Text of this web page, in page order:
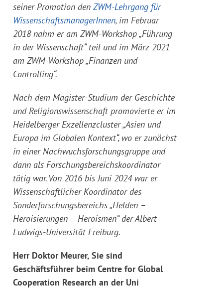
seiner Promotion den ZWM-Lehrgang für
WissenschaftsmanagerInnen, im Februar
2018 nahm er am ZWM-Workshop „Führung
in der Wissenschaft“ teil und im März 2021
am ZWM-Workshop „Finanzen und
Controlling“.
Nach dem Magister-Studium der Geschichte
und Religionswissenschaft promovierte er im
Heidelberger Exzellenzcluster „Asien und
Europa im Globalen Kontext“, wo er zunächst
in einer Nachwuchsforschungsgruppe und
dann als Forschungsbereichskoordinator
tätig war. Von 2016 bis Juni 2024 war er
Wissenschaftlicher Koordinator des
Sonderforschungsbereichs „Helden –
Heroisierungen – Heroismen“ der Albert
Ludwigs-Universität Freiburg.
Herr Doktor Meurer, Sie sind
Geschäftsführer beim Centre for Global
Cooperation Research an der Uni